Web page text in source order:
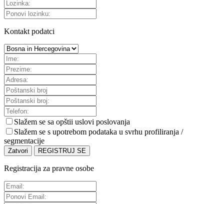
Kontakt podatci
Slažem se sa opštii uslovi poslovanja
Slažem se s upotrebom podataka u svrhu profiliranja /
segmentacije
Zatvori REGISTRUJ SE
Registracija za pravne osobe